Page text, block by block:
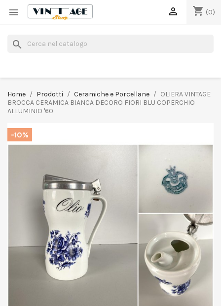
 shopping_cart (0)

search
Home Prodotti Ceramiche e Porcellane
OLIERA VINTAGE
BROCCA CERAMICA BIANCA DECORO FIORI BLU COPERCHIO
ALLUMINIO '60
-10%